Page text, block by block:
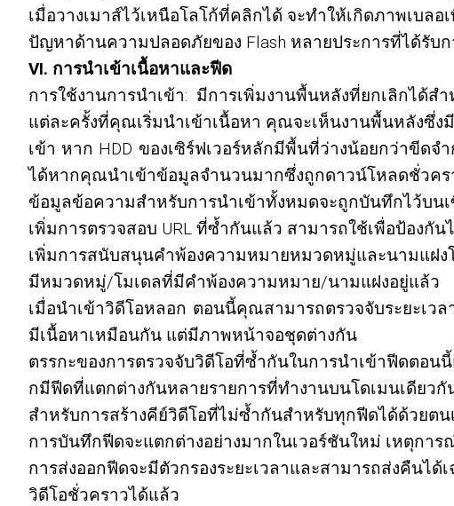
เมื่อวางเมาส์ไว้เหนือโลโก้ที่คลิกได้ จะทำให้เกิดภาพเบล
ปัญหาด้านความปลอดภัยของ Flash หลายประการที่ได้รั
VI. การนำเข้าเนื้อหาและฟีด
การใช้งานการนำเข้า: มีการเพิ่มงานพื้นหลังที่ยกเลิกได้ส
แต่ละครั้งที่คุณเริ่มนำเข้าเนื้อหา คุณจะเห็นงานพื้นหลังซึ่
เข้า หาก HDD ของเซิร์ฟเวอร์หลักมีพื้นที่ว่างน้อยกว่าขี
ได้หากคุณนำเข้าข้อมูลจำนวนมากซึ่งถูกดาวน์โหลดชั่วคร
ข้อมูลข้อความสำหรับการนำเข้าทั้งหมดจะถูกบันทึกไว้บ
เพิ่มการตรวจสอบ URL ที่ซ้ำกันแล้ว สามารถใช้เพื่อป้อง
เพิ่มการสนับสนุนคำพ้องความหมายหมวดหมู่และนามแฝ
มีหมวดหมู่/โมเดลที่มีคำพ้องความหมาย/นามแฝงอยู่แล้ว
เมื่อนำเข้าวิดีโอหลอก ตอนนี้คุณสามารถตรวจจับระยะเ
มีเนื้อหาเหมือนกัน แต่มีภาพหน้าจอชุดต่างกัน
ตรรกะของการตรวจจับวิดีโอที่ซ้ำกันในการนำเข้าฟีดตอ
กมีฟีดที่แตกต่างกันหลายรายการที่ทำงานบนโดเมนเดีย
สำหรับการสร้างคีย์วิดีโอที่ไม่ซ้ำกันสำหรับทุกฟีดได้ด้วยตน
การบันทึกฟีดจะแตกต่างอย่างมากในเวอร์ชันใหม่ เหตุกา
การส่งออกฟีดจะมีตัวกรองระยะเวลาและสามารถส่งคื
วิดีโอชั่วคราวได้แล้ว